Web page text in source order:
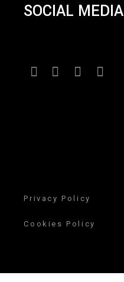
SOCIAL MEDIA
Privacy Policy
Cookies Policy